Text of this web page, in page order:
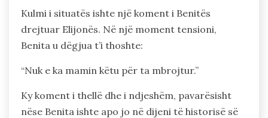
Kulmi i situatës ishte një koment i Benitës
drejtuar Elijonës. Në një moment tensioni,
Benita u dëgjua t’i thoshte:
“Nuk e ka mamin këtu për ta mbrojtur.”
Ky koment i thellë dhe i ndjeshëm, pavarësisht
nëse Benita ishte apo jo në dijeni të historisë së